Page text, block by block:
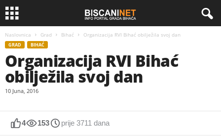
Naslovnica Grad Bihać Organizacija RVI Bihać obilježila svoj dan
GRAD BIHAĆ
Organizacija RVI Bihać
obilježila svoj dan
10 Juna, 2016
4 153 prije 3711 dana